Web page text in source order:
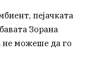
пејачката
Зорана
не можеше да го